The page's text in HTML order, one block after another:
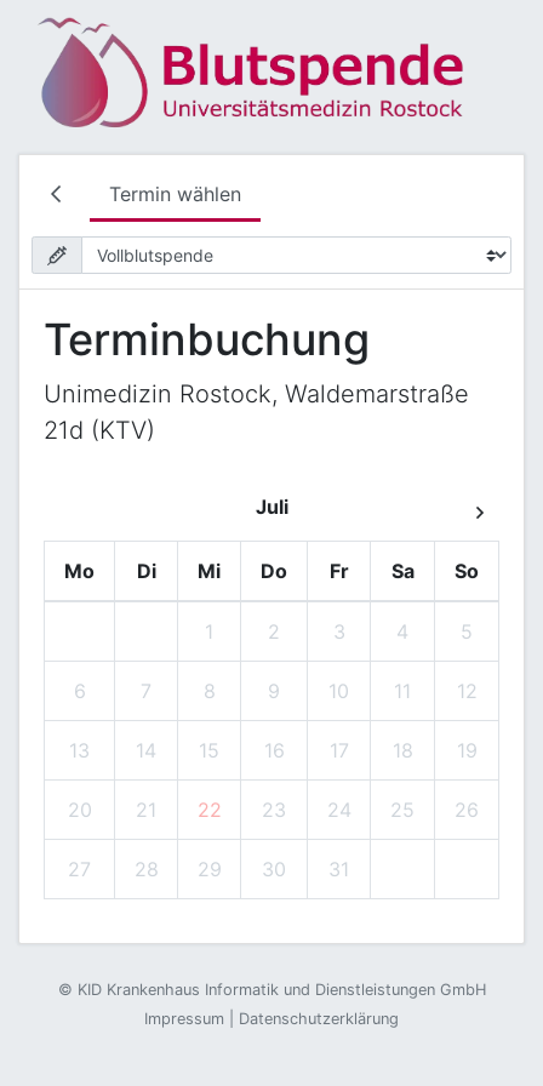
Termin wählen
Terminbuchung
Unimedizin Rostock, Waldemarstraße
21d (KTV)
Juli
Mo Di Mi Do Fr Sa So
1 2 3 4 5
6 7 8 9 10 11 12
13 14 15 16 17 18 19
20 21 22 23 24 25 26
27 28 29 30 31
© KID Krankenhaus Informatik und Dienstleistungen GmbH
Impressum
Datenschutzerklärung